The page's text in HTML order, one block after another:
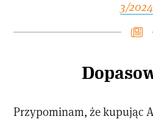
3/2024
Przypominam, że kupując